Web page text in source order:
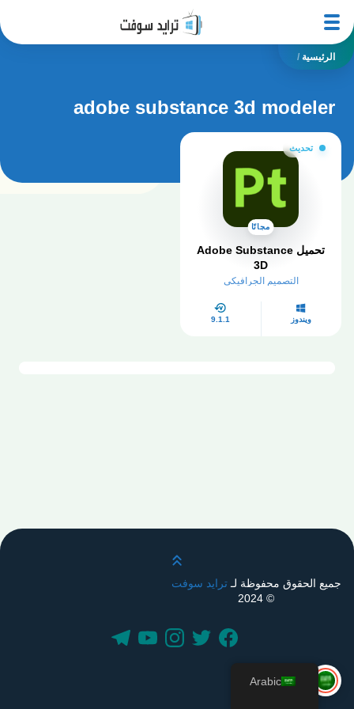
الرئيسية /
adobe substance 3d modeler
تحديث
مجانًا
تحميل Adobe Substance
3D
التصميم الجرافيكي
ويندوز 9.1.1
قم بالتمرير لأعلى
جميع الحقوق محفوظة لـترايد سوفت
© 2024
Arabic